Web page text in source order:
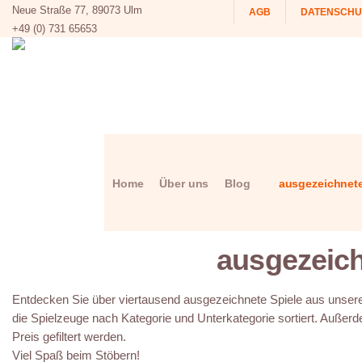
AGB
Neue Straße 77, 89073 Ulm
+49 (0) 731 65653
Home Über uns Blog
Entdecken Sie über viertausend ausgezeichnete Spiele aus
die Spielzeuge nach Kategorie und Unterkategorie sortiert.
Preis gefiltert werden.
Viel Spaß beim Stöbern!